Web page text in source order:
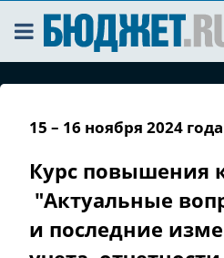
15 – 16 ноября 2024 года
Курс повышения
"Актуальные
и последние